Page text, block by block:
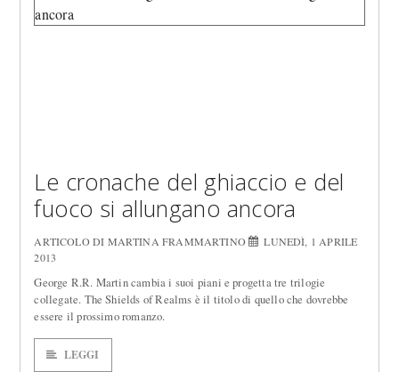
Le cronache del ghiaccio e del
fuoco si allungano ancora
ARTICOLO DI MARTINA FRAMMARTINO
LUNEDÌ, 1 APRILE
2013
George R.R. Martin cambia i suoi piani e progetta tre trilogie
collegate. The Shields of Realms è il titolo di quello che dovrebbe
essere il prossimo romanzo.
LEGGI